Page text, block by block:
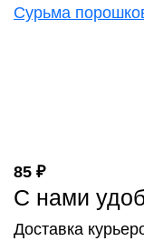
Сурьма
85 ₽
С нами
Доставка